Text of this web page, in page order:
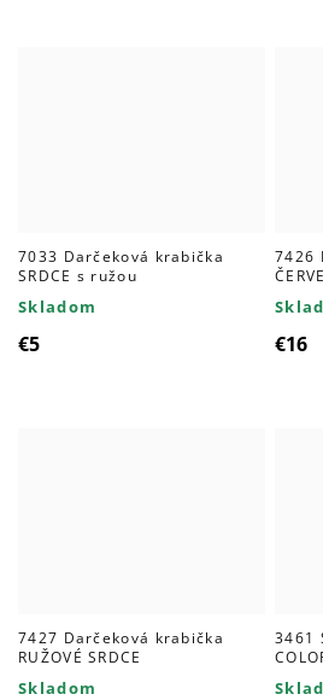
7033 Darčeková krabička
SRDCE s ružou
Skladom
€5
7426
€16
7427 Darčeková krabička
RUŽOVÉ SRDCE
Skladom
3461